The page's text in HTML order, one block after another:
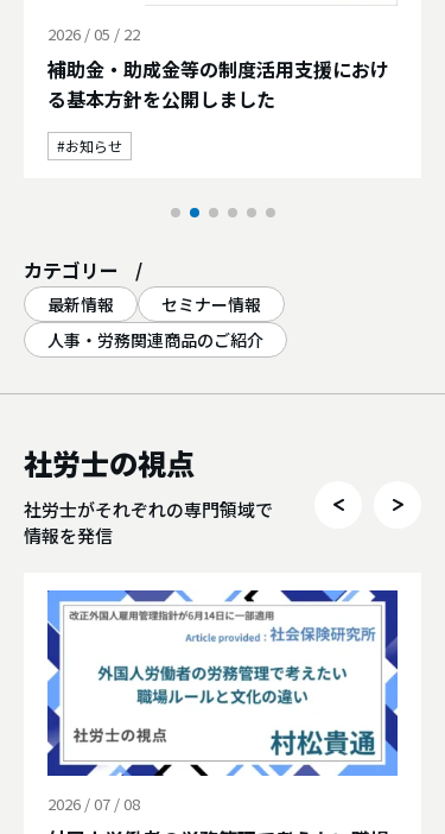
2026 / 05 / 22
補助金・助成金等の制度活用支援におけ
る基本方針を公開しました
お知らせ
カテゴリー
最新情報
セミナー情報
人事・労務関連商品のご紹介
社労士の視点
社労士がそれぞれの専門領域で
情報を発信
2026 / 07 / 08